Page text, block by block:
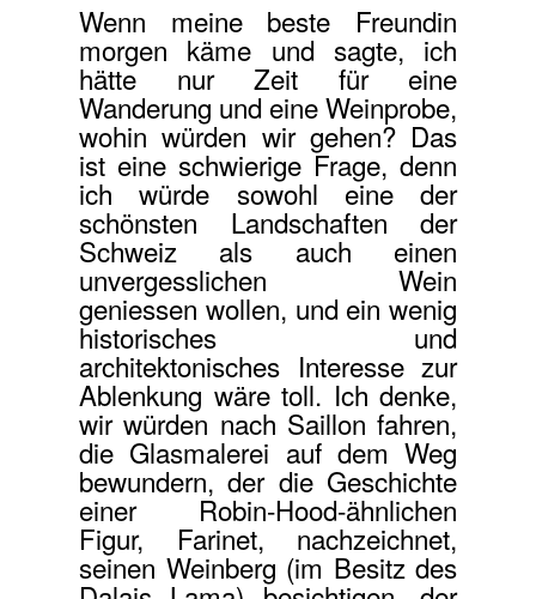
Wenn meine beste Freundin
morgen käme und sagte, ich
hätte nur Zeit für eine
Wanderung und eine Weinprobe,
wohin würden wir gehen? Das
ist eine schwierige Frage, denn
ich würde sowohl eine der
schönsten Landschaften der
Schweiz als auch einen
unvergesslichen Wein
geniessen wollen, und ein wenig
historisches und
architektonisches Interesse zur
Ablenkung wäre toll. Ich denke,
wir würden nach Saillon fahren,
die Glasmalerei auf dem Weg
bewundern, der die Geschichte
einer Robin-Hood-ähnlichen
Figur, Farinet, nachzeichnet,
seinen Weinberg (im Besitz des